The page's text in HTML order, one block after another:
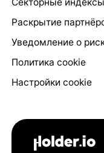
Раскрытие
Уведомление о
Политика cookie
Настройки cookie